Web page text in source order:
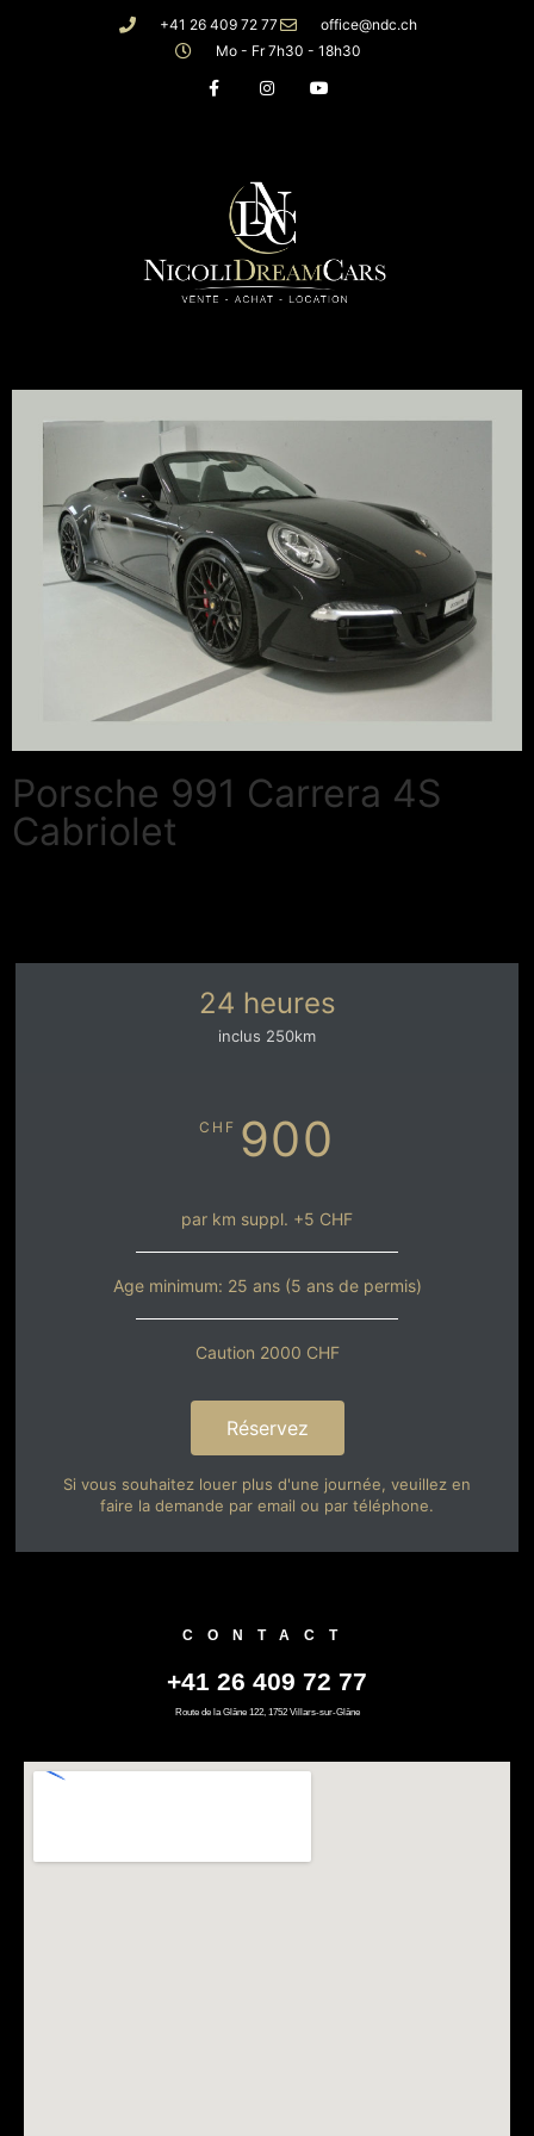
+41 26 409 72 77
office@ndc.ch
Mo - Fr 7h30 - 18h30
Porsche 991 Carrera 4S
Cabriolet
24 heures
inclus 250km
CHF 900
par km suppl. +5 CHF
Age minimum: 25 ans (5 ans de permis)
Caution 2000 CHF
Réservez
Si vous souhaitez louer plus d'une journée, veuillez en
faire la demande par email ou par téléphone.
CONTACT
+41 26 409 72 77
Route de la Glâne 122, 1752 Villars-sur-Glâne